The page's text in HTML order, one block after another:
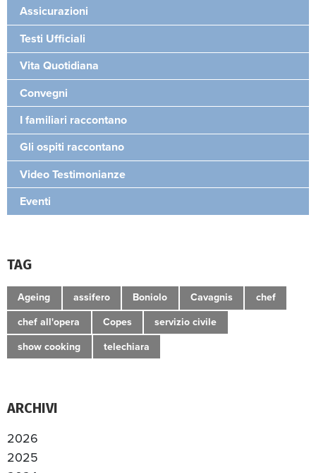
Assicurazioni
Testi Ufficiali
Vita Quotidiana
Convegni
I familiari raccontano
Gli ospiti raccontano
Video Testimonianze
Eventi
TAG
Ageing assifero Boniolo Cavagnis chef
chef all'opera Copes servizio civile
show cooking telechiara
ARCHIVI
2026
2025